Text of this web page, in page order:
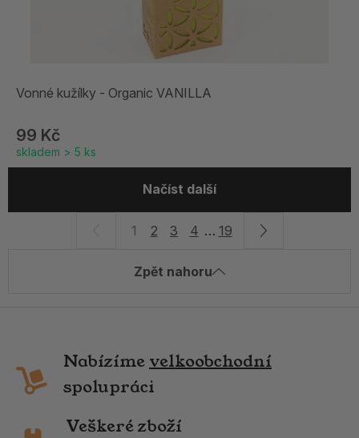
Vonné kužílky - Organic VANILLA
99 Kč
skladem > 5 ks
Zpět nahoru
Načíst další
1 2 3 4 … 19
Nabízíme velkoobchodní
spolupráci
Veškeré zboží